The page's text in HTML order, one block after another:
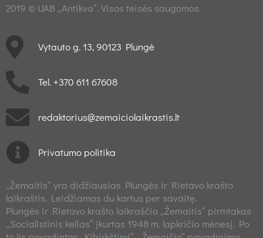
2019 © UAB „Antikva“. Visos teisės saugomos.
Vytauto g. 13, 90123 Plungė
Tel. +370 611 67608
redaktorius@zemaiciolaikrastis.lt
Privatumo politika
„Žemaitis“ yra didžiausias Plungės ir Rietavo krašto
laikraštis. Leidžiamas du kartus per savaitę.
Plungės ir Rietavo krašto laikraščio „Žemaitis“ pirmtakas
„Socialistinis kelias“ įkurtas 1948 m. lapkričio mėnesį. Po